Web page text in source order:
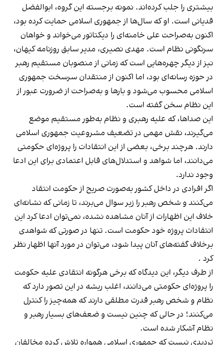
بیشتری را جلب کرده‌اند. نمونه برجسته این گروه، ابوالفضل
قدیانی است. او که سال‌ها از جمهوری اسلامی حمایت کرده بود،
اکنون به‌صراحت علی خامنه‌ای را دیکتاتور می‌خواند و خواهان
سرنگونی نظام است. مهدی نصیری، مدیر سابق روزنامه کیهان،
نیز از دیگر چهره‌هایی است که زمانی از منصوبان مستقیم رهبر
در حوزه رسانه‌ای بود، اما اکنون از منتقدان سرسخت جمهوری
اسلامی محسوب می‌شود و بارها و به‌صراحت از ضرورت عبور از
این نظام سخن گفته است.
این صداها، که علیه رهبری و نظام به‌طور مستقیم موضع
می‌گیرند، نقش مهمی در تضعیف مشروعیت جمهوری اسلامی
دارند. هرچند برخی، بعضی از این انتقادات را پروژه‌ای حکومتی
می‌دانند، اما شواهد و استدلال‌های قابل اعتمادی برای این ادعا
وجود ندارد.
اگر افرادی در داخل کشور به‌صورت صریح از حکومت انتقاد
می‌کنند و شخص رهبر را زیر سوال می‌برند، تا زمانی که نشانه‌ای
خلاف این اظهارات از آنان مشاهده نشده، نمی‌توان ادعا کرد این
انتقادات پروژه خود حکومت است. تنها در صورتی که شواهدی
برخلاف گفته‌های آنان پیدا شود، می‌توان در مورد آنها اظهار نظر
کرد .
از طرف دیگر، این دیدگاه که برخی هرگونه انتقادی علیه حکومت
را پروژه‌ای حکومتی می‌دانند، اغلب ریشه در این تصور دارد که
نظام و شخص رهبر قدرت مطلقی دارند که همه‌چیز را کنترل
می‌کنند؛ در حالی که چنین نیست و ضعف‌های بسیار رهبر و
نظام آشکار شده است.
تردیدی نیست که جمهوری اسلامی همواره تلاش کرده مخالفان